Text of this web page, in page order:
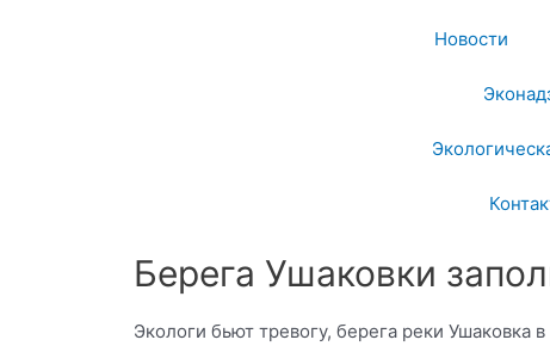
Новости
Берега Ушаковки
Экологи бьют тревогу, берега реки Ушаковка